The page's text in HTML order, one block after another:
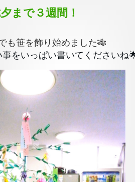
まで３週間！
も笹を飾り始めました🎋
をいっぱい書いてくださいね